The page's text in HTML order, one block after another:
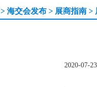
> 海交会发布 > 展商指南 >
2020-07-